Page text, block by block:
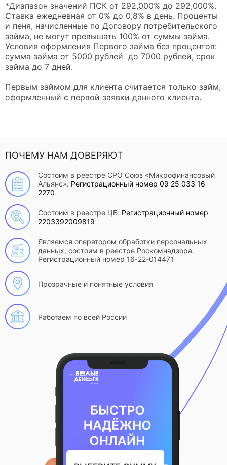
*Диапазон значений ПСК от 292,000% до 292,000%.
Ставка ежедневная от 0% до 0,8% в день. Проценты
и пеня, начисленные по Договору потребительского
займа, не могут превышать 100% от суммы займа.
Условия оформления Первого займа без процентов:
сумма займа от 5000 рублей до 7000 рублей, срок
займа до 7 дней.
Первым займом для клиента считается только займ,
оформленный с первой заявки данного клиента.
ПОЧЕМУ НАМ ДОВЕРЯЮТ
Состоим в реестре СРО Союз «Микрофинансовый
Альянс». Регистрационный номер 09 25 033 16
2270
Состоим в реестре ЦБ. Регистрационный номер
2203392009819
Являемся оператором обработки персональных
данных, состоим в реестре Роскомнадзора.
Регистрационный номер 16-22-014471
Прозрачные и понятные условия
Работаем по всей России